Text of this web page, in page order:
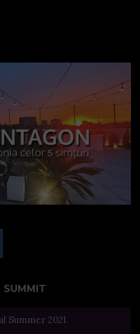
SUMMIT
Summer 2021